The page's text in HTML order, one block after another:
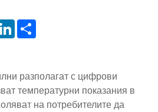
LinkedIn
разполагат с цифрови
температурни показания в
на потребителите да